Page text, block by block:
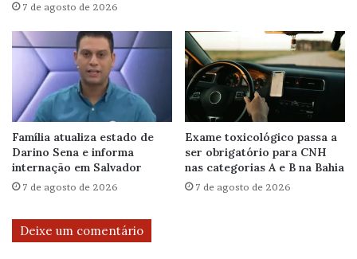
7 de agosto de 2026
Família atualiza estado de
Darino Sena e informa
internação em Salvador
7 de agosto de 2026
Exame toxicológico passa a
ser obrigatório para CNH
nas categorias A e B na Bahia
7 de agosto de 2026
Deixe um comentário